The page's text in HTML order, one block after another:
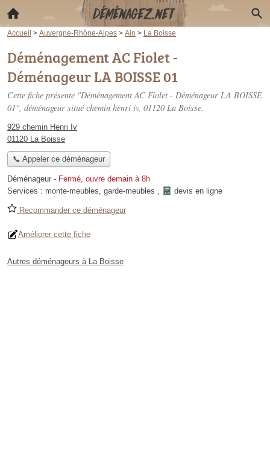
Accueil > Auvergne-Rhône-Alpes > Ain > La Boisse
Déménagement AC Fiolet -
Déménageur LA BOISSE 01
Cette fiche présente "Déménagement AC Fiolet - Déménageur LA BOISSE
01", déménageur situé chemin henri iv, 01120 La Boisse.
929 chemin Henri Iv
01120 La Boisse
📞 Appeler ce déménageur
Déménageur - Fermé, ouvre demain à 8h
Services : monte-meubles, garde-meubles , devis en ligne
Recommander ce déménageur
Améliorer cette fiche
Autres déménageurs à La Boisse